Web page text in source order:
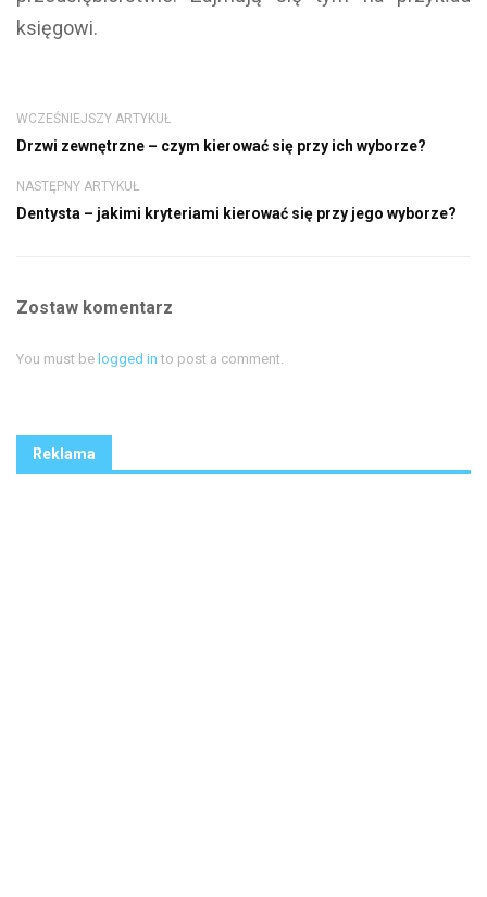
księgowi.
WCZEŚNIEJSZY ARTYKUŁ
Drzwi zewnętrzne – czym kierować się przy ich wyborze?
NASTĘPNY ARTYKUŁ
Dentysta – jakimi kryteriami kierować się przy jego wyborze?
Zostaw komentarz
You must be logged in to post a comment.
Reklama